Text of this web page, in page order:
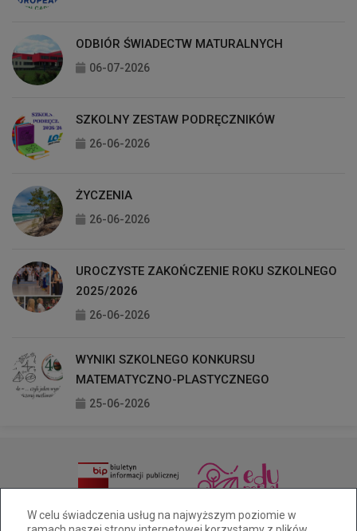
W celu świadczenia usług na najwyższym poziomie w
ODBIÓR ŚWIADECTW MATURALNYCH
06-07-2026
SZKOLNY ZESTAW PODRĘCZNIKÓW
26-06-2026
ŻYCZENIA
26-06-2026
UROCZYSTE ZAKOŃCZENIE ROKU SZKOLNEGO
2025/2026
26-06-2026
WYNIKI SZKOLNEGO KONKURSU
MATEMATYCZNO-PLASTYCZNEGO
25-06-2026
33 811 92 21
sekretariat@zsoak.pl